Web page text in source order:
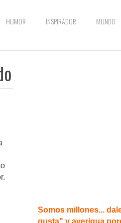
HUMOR INSPIRADOR MUNDO
Somos millones...
gusta" y averigua